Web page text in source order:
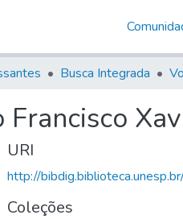
Busca Integrada
URI
http://
Coleções